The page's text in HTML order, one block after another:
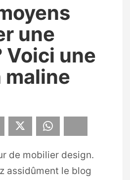
une
Voici une
Pinterest
de mobilier design.
assidûment le blog